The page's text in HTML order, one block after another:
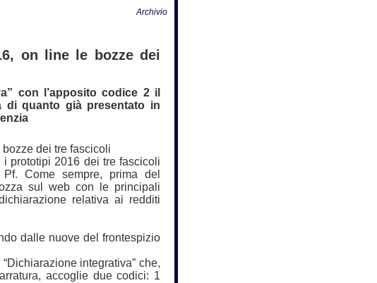
Archivio
on line le bozze dei
con l’apposito codice 2 il
di quanto già presentato in
dei tre fascicoli
prototipi 2016 dei tre fascicoli
Come sempre, prima del
sul web con le principali
relativa ai redditi
dalle nuove del frontespizio
integrativa” che,
accoglie due codici: 1